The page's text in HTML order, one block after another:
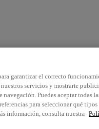
garantizar el correcto
servicios y mostrarte
Puedes aceptar todas
para seleccionar qué tipos
información, consulta nuestra